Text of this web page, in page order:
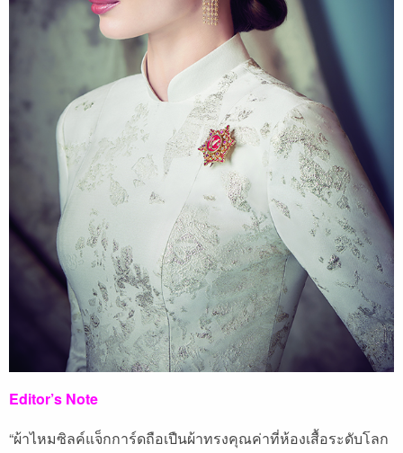
Editor’s Note
“ผ้าไหมซิลค์แจ็กการ์ดถือเปืนผ้าทรงคุณค่าที่ห้องเสื้อระดับโลก